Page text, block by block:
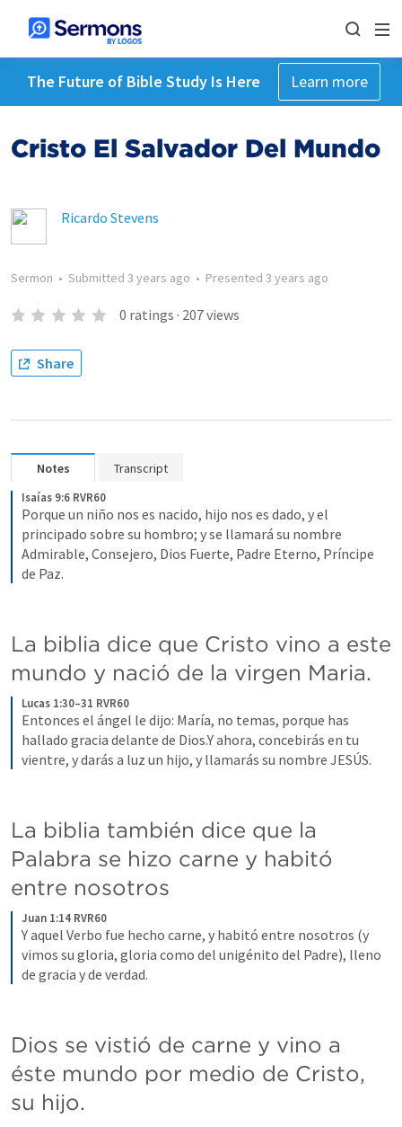
The Future of Bible Study Is Here Learn more
Cristo El Salvador Del Mundo
Ricardo Stevens
Sermon • Submitted 3 years ago • Presented 3 years ago
0 ratings · 207views
Share
Notes Transcript
Isaías 9:6 RVR60
Porque un niño nos es nacido, hijo nos es dado, y el
principado sobre su hombro; y se llamará su nombre
Admirable, Consejero, Dios Fuerte, Padre Eterno, Príncipe
de Paz.
La biblia dice que Cristo vino a este
mundo y nació de la virgen Maria.
Lucas 1:30–31 RVR60
Entonces el ángel le dijo: María, no temas, porque has
hallado gracia delante de Dios.Y ahora, concebirás en tu
vientre, y darás a luz un hijo, y llamarás su nombre JESÚS.
La biblia también dice que la
Palabra se hizo carne y habitó
entre nosotros
Juan 1:14 RVR60
Y aquel Verbo fue hecho carne, y habitó entre nosotros (y
vimos su gloria, gloria como del unigénito del Padre), lleno
de gracia y de verdad.
Dios se vistió de carne y vino a
éste mundo por medio de Cristo,
su hijo.